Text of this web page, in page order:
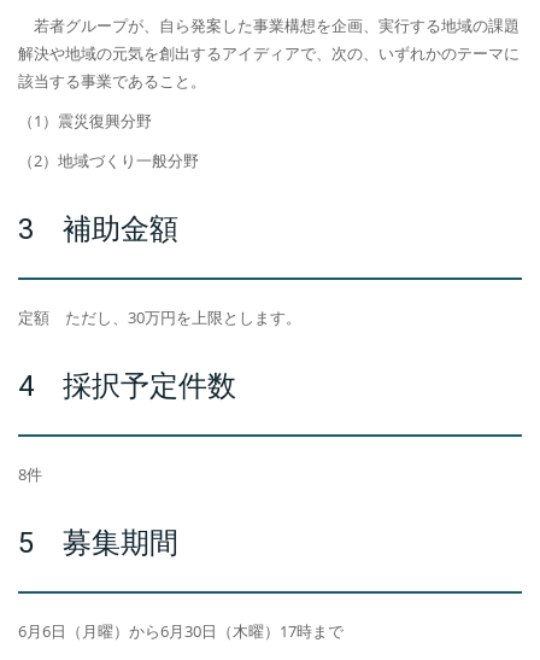
若者グループが、自ら発案した事業構想を企画、実行する地域の課題
解決や地域の元気を創出するアイディアで、次の、いずれかのテーマに
該当する事業であること。
（1）震災復興分野
（2）地域づくり一般分野
3 補助金額
定額 ただし、30万円を上限とします。
4 採択予定件数
8件
5 募集期間
6月6日（月曜）から6月30日（木曜）17時まで